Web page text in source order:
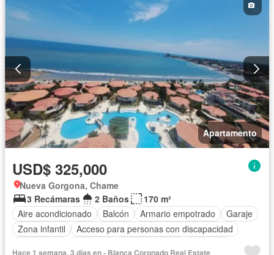
Apartamento
USD$ 325,000
Nueva Gorgona, Chame
3 Recámaras
2 Baños
170 m²
Aire acondicionado
Balcón Armario empotrado
Garaje
Zona infantil
Acceso para personas con discapacidad
Hace 1 semana, 3 días en - Blanca Coronado Real Estate